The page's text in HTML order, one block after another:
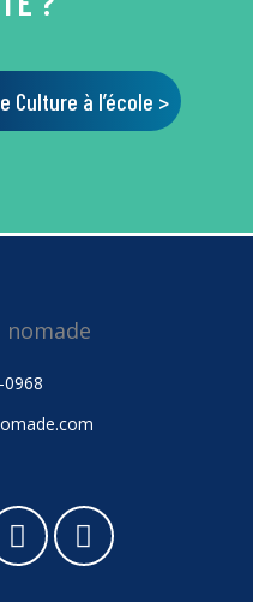
Culture à l’école >